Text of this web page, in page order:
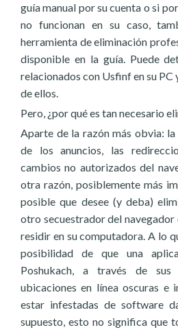
guía manual por su cuenta o si
no funcionan en su caso,
herramienta de eliminación
disponible en la guía. Puede
relacionados con Usfinf en su PC
de ellos.
Pero, ¿por qué es tan necesario
Aparte de la razón más obvia:
de los anuncios, las
cambios no autorizados del
otra razón, posiblemente más
posible que desee (y deba)
otro secuestrador del navegador
residir en su computadora. A lo
posibilidad de que una
Poshukach, a través de
ubicaciones en línea oscuras e
estar infestadas de software
supuesto, esto no significa que